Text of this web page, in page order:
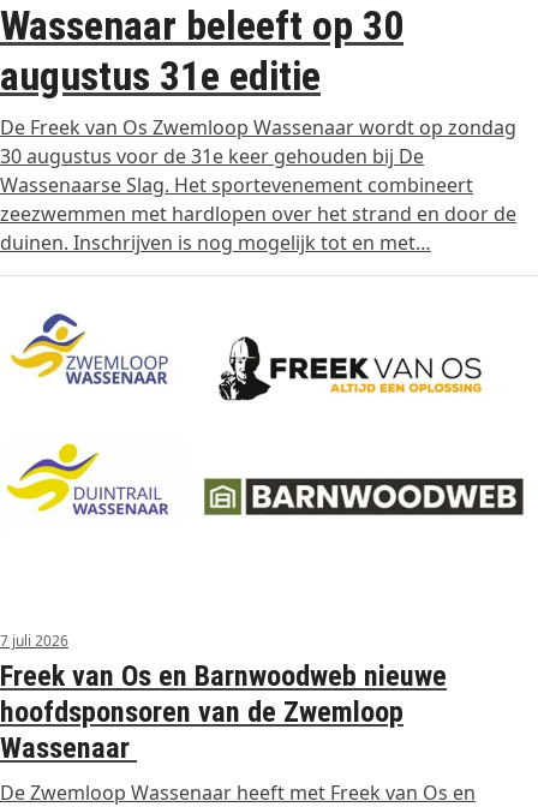
Wassenaar beleeft op 30
augustus 31e editie
De Freek van Os Zwemloop Wassenaar wordt op zondag
30 augustus voor de 31e keer gehouden bij De
Wassenaarse Slag. Het sportevenement combineert
zeezwemmen met hardlopen over het strand en door de
duinen. Inschrijven is nog mogelijk tot en met…
7 juli 2026
Freek van Os en Barnwoodweb nieuwe
hoofdsponsoren van de Zwemloop
Wassenaar
De Zwemloop Wassenaar heeft met Freek van Os en